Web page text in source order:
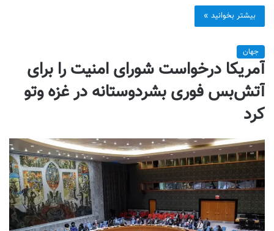
بیشتر بخوانید »
جهان
آمریکا درخواست شورای امنیت را برای
آتش‌بس فوری بشردوستانه در غزه وتو
کرد